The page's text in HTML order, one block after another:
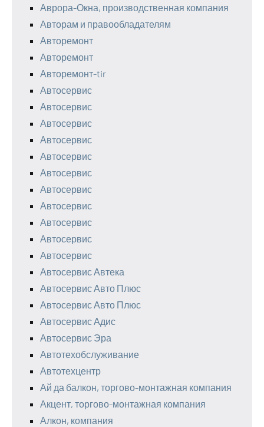
Аврора-Окна, производственная компания
Авторам и правообладателям
Авторемонт
Авторемонт
Авторемонт-tir
Автосервис
Автосервис
Автосервис
Автосервис
Автосервис
Автосервис
Автосервис
Автосервис
Автосервис
Автосервис
Автосервис
Автосервис Автека
Автосервис Авто Плюс
Автосервис Авто Плюс
Автосервис Адис
Автосервис Эра
Автотехобслуживание
Автотехцентр
Ай да балкон, торгово-монтажная компания
Акцент, торгово-монтажная компания
Алкон, компания